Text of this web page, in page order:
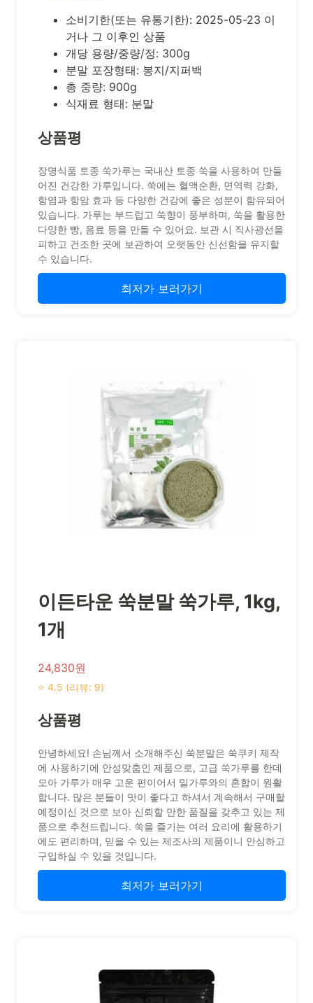
소비기한(또는 유통기한): 2025-05-23 이
거나 그 이후인 상품
개당 용량/중량/정: 300g
분말 포장형태: 봉지/지퍼백
총 중량: 900g
식재료 형태: 분말
상품평
장명식품 토종 쑥가루는 국내산 토종 쑥을 사용하여 만들
어진 건강한 가루입니다. 쑥에는 혈액순환, 면역력 강화,
항염과 항암 효과 등 다양한 건강에 좋은 성분이 함유되어
있습니다. 가루는 부드럽고 쑥향이 풍부하며, 쑥을 활용한
다양한 빵, 음료 등을 만들 수 있어요. 보관 시 직사광선을
피하고 건조한 곳에 보관하여 오랫동안 신선함을 유지할
수 있습니다.
최저가 보러가기
이든타운 쑥분말 쑥가루, 1kg,
1개
24,830원
⭐ 4.5 (리뷰: 9)
상품평
안녕하세요! 손님께서 소개해주신 쑥분말은 쑥쿠키 제작
에 사용하기에 안성맞춤인 제품으로, 고급 쑥가루를 한데
모아 가루가 매우 고운 편이어서 밀가루와의 혼합이 원활
합니다. 많은 분들이 맛이 좋다고 하셔서 계속해서 구매할
예정이신 것으로 보아 신뢰할 만한 품질을 갖추고 있는 제
품으로 추천드립니다. 쑥을 즐기는 여러 요리에 활용하기
에도 편리하며, 믿을 수 있는 제조사의 제품이니 안심하고
구입하실 수 있을 것입니다.
최저가 보러가기